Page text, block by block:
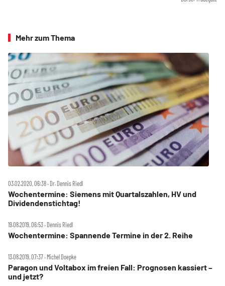
Mehr zum Thema
03.02.2020, 06:38 ‧ Dr. Dennis Riedl
Wochentermine: Siemens mit Quartalszahlen, HV und
Dividendenstichtag!
19.08.2019, 06:53 ‧ Dennis Riedl
Wochentermine: Spannende Termine in der 2. Reihe
13.08.2019, 07:37 ‧ Michel Doepke
Paragon und Voltabox im freien Fall: Prognosen kassiert –
und jetzt?